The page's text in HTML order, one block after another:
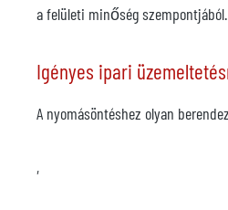
a felületi minőség szempontjából.
Igényes ipari
A nyomásöntéshez olyan
,